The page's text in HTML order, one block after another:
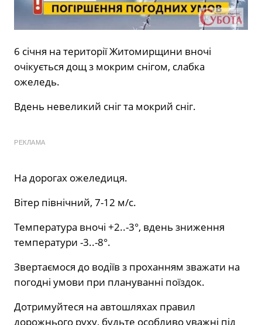
6 січня на території Житомирщини вночі
очікується дощ з мокрим снігом, слабка
ожеледь.
Вдень невеликий сніг та мокрий сніг.
РЕКЛАМА
На дорогах ожеледиця.
Вітер північний, 7-12 м/с.
Температура вночі +2..-3°, вдень зниження
температури -3..-8°.
Звертаємося до водіїв з проханням зважати на
погодні умови при плануванні поїздок.
Дотримуйтеся на автошляхах правил
дорожнього руху, будьте особливо уважні під